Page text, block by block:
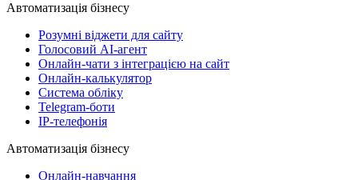
Автоматизація бізнесу
Розумні віджети для сайту
Голосовий АІ-агент
Онлайн-чати з інтеграцією на сайт
Онлайн-калькулятор
Система обліку
Telegram-боти
IP-телефонія
Автоматизація бізнесу
Онлайн-навчання